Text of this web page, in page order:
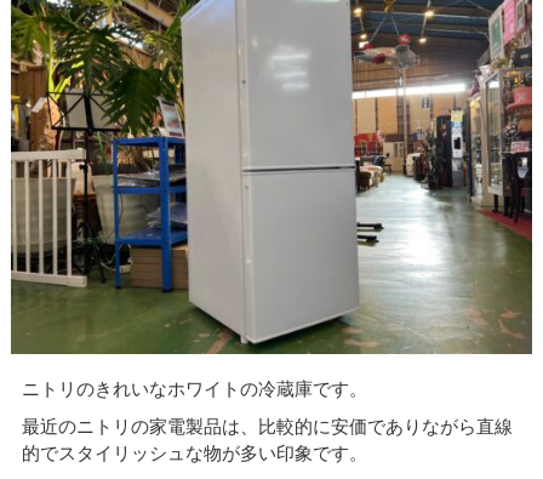
ニトリのきれいなホワイトの冷蔵庫です。
最近のニトリの家電製品は、比較的に安価でありながら直線
的でスタイリッシュな物が多い印象です。